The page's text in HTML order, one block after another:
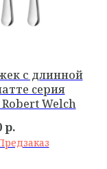
с длинной
cерия
Welch
р.